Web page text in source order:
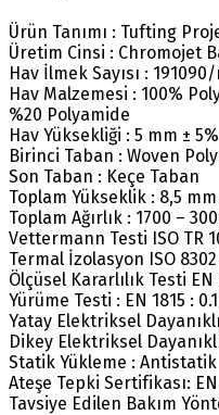
Ürün Tanımı : Tufting
Üretim Cinsi : Chromojet
Hav İlmek Sayısı :
Hav Malzemesi : 100%
%20 Polyamide
Hav Yüksekliği : 5 mm ±
Birinci Taban : Woven
Son Taban : Keçe Taban
Toplam Yükseklik : 8,5
Toplam Ağırlık : 1700 –
Vettermann Testi ISO TR
Termal İzolasyon ISO
Ölçüsel Kararlılık Testi
Yürüme Testi : EN 1815 :
Yatay Elektriksel
Dikey Elektriksel
Statik Yükleme : Antistatik
Ateşe Tepki Sertifikası: EN
Tavsiye Edilen Bakım